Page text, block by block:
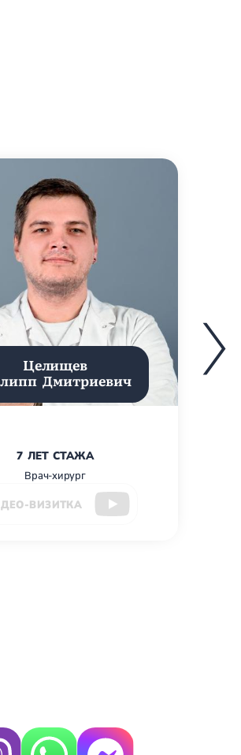
Целищев
Дмитриевич
7 ЛЕТ СТАЖА
Врач-хирург
ВИЗИТКА